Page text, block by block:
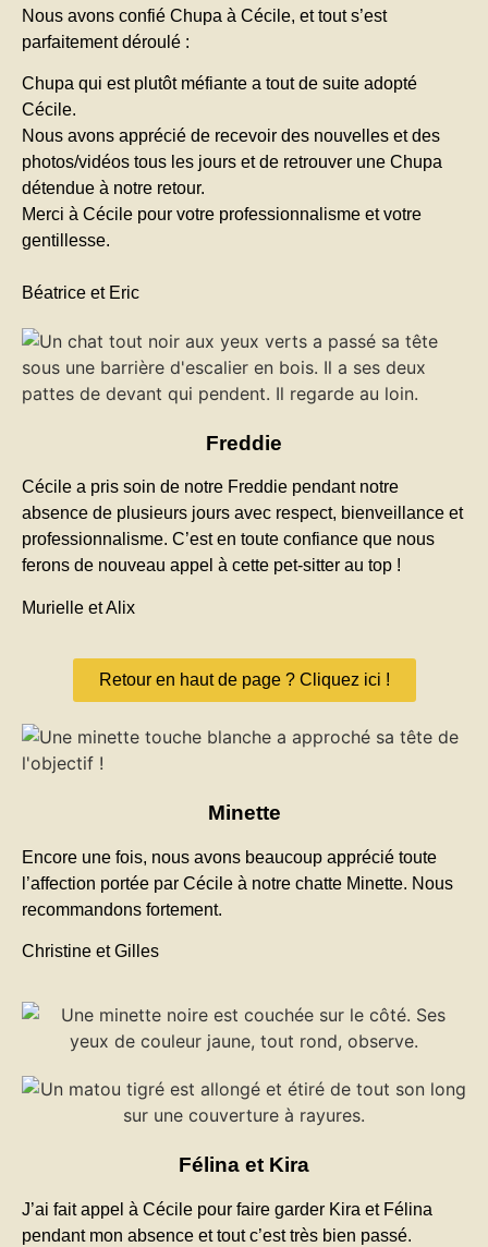
Nous avons confié Chupa à Cécile, et tout s’est
parfaitement déroulé :
Chupa qui est plutôt méfiante a tout de suite adopté
Cécile.
Nous avons apprécié de recevoir des nouvelles et des
photos/vidéos tous les jours et de retrouver une Chupa
détendue à notre retour.
Merci à Cécile pour votre professionnalisme et votre
gentillesse.
Béatrice et Eric
Freddie
Cécile a pris soin de notre Freddie pendant notre
absence de plusieurs jours avec respect, bienveillance et
professionnalisme. C’est en toute confiance que nous
ferons de nouveau appel à cette pet-sitter au top !
Murielle et Alix
Retour en haut de page ? Cliquez ici !
Minette
Encore une fois, nous avons beaucoup apprécié toute
l’affection portée par Cécile à notre chatte Minette. Nous
recommandons fortement.
Christine et Gilles
Félina et Kira
J’ai fait appel à Cécile pour faire garder Kira et Félina
pendant mon absence et tout c’est très bien passé.